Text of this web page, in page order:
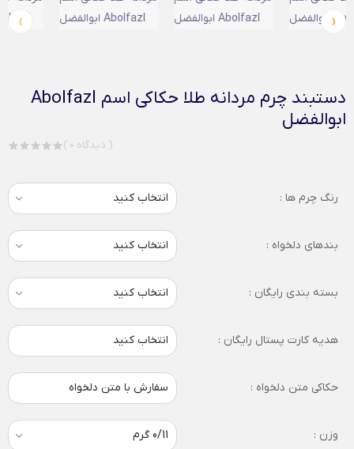
‹
›
دستبند چرم مردانه طلا حکاکی اسم Abolfazl
ابوالفضل
( 0 دیدگاه )
رنگ چرم ها :
بندهای دلخواه :
بسته بندی رایگان :
هدیه کارت پستال رایگان : انتخاب کنید
حکاکی متن دلخواه : سفارش با متن دلخواه
وزن :